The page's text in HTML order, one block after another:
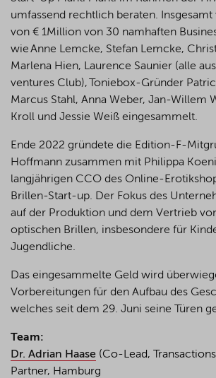
umfassend rechtlich beraten.
von € 1Million von 30 namhaften
wie Anne Lemcke, Stefan Lemcke,
Marlena Hien, Laurence Saunier (alle
ventures Club), Toniebox-Gründer Patric
Marcus Stahl, Anna Weber, Jan-Willem
Kroll und Jessie Weiß eingesammelt.
Ende 2022 gründete die Edition-F-
Hoffmann zusammen mit Philippa
langjährigen CCO des Online-
Brillen-Start-up. Der Fokus des
auf der Produktion und dem Vertrieb
optischen Brillen, insbesondere für
Jugendliche.
Das eingesammelte Geld wird
Vorbereitungen für den Aufbau des
welches seit dem 29. Juni seine Türen
Team:
Dr. Adrian Haase (Co-Lead,
Partner, Hamburg